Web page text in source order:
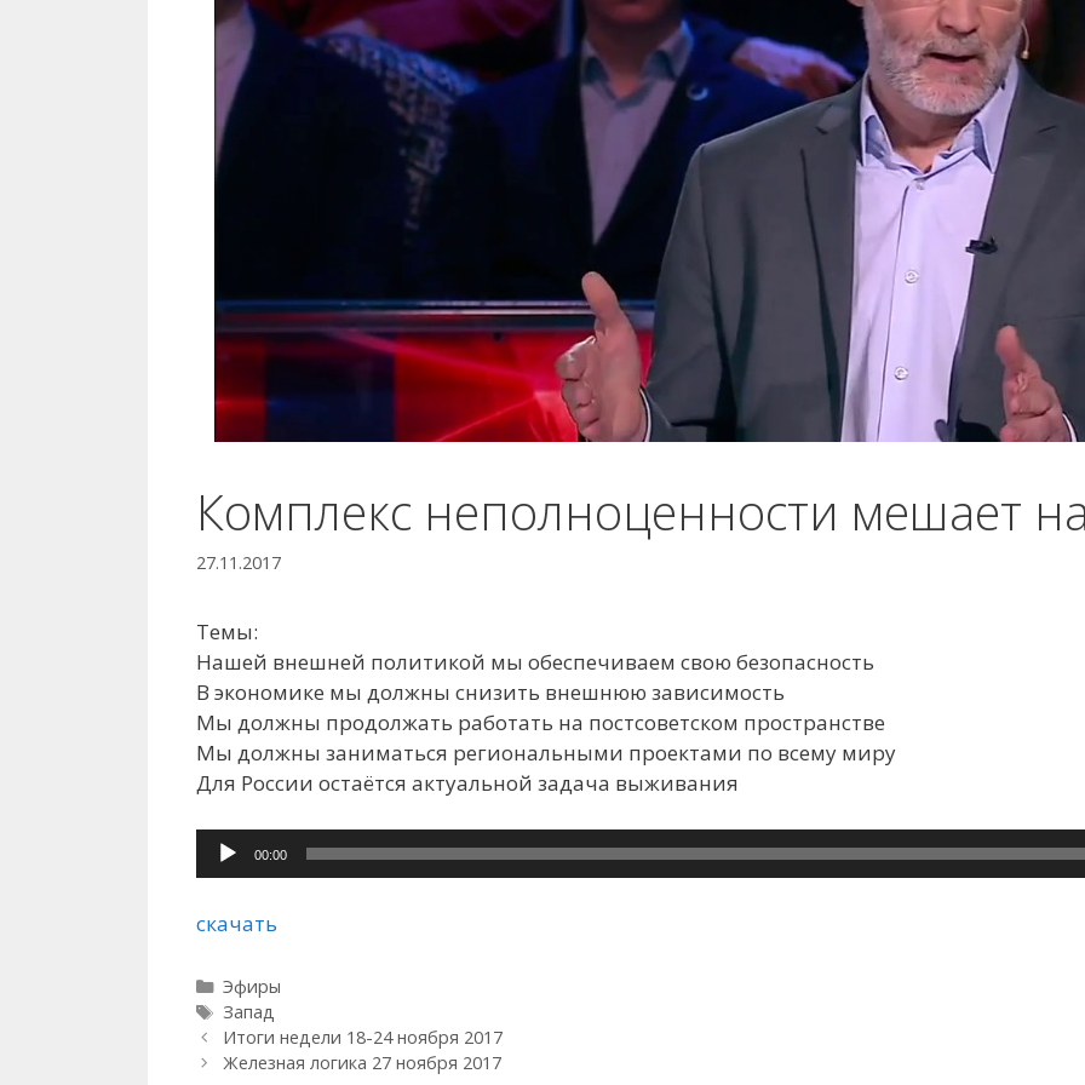
Комплекс неполноценности мешает
27.11.2017
Темы:
Нашей внешней политикой мы обеспечиваем свою безопасность
В экономике мы должны снизить внешнюю зависимость
Мы должны продолжать работать на постсоветском пространстве
Мы должны заниматься региональными проектами по всему миру
Для России остаётся актуальной задача выживания
Аудиоплеер
00:00
скачать
Рубрики
Эфиры
Метки
Запад
Итоги недели 18-24 ноября 2017
Железная логика 27 ноября 2017